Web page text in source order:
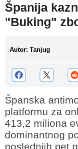
Španija
"Buking"
Autor: Tanjug
Španska
platformu za
413,2 miliona
dominantnog
poslednjih pet